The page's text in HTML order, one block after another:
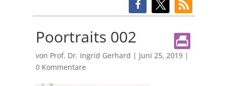
Poortraits 002
von Prof. Dr. Ingrid Gerhard | Juni 25, 2019|
0 Kommentare